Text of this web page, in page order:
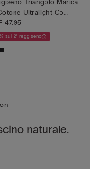
Triangolo Marica
Ultralight Co...
47.95
sul 2° reggiseno
naturale.